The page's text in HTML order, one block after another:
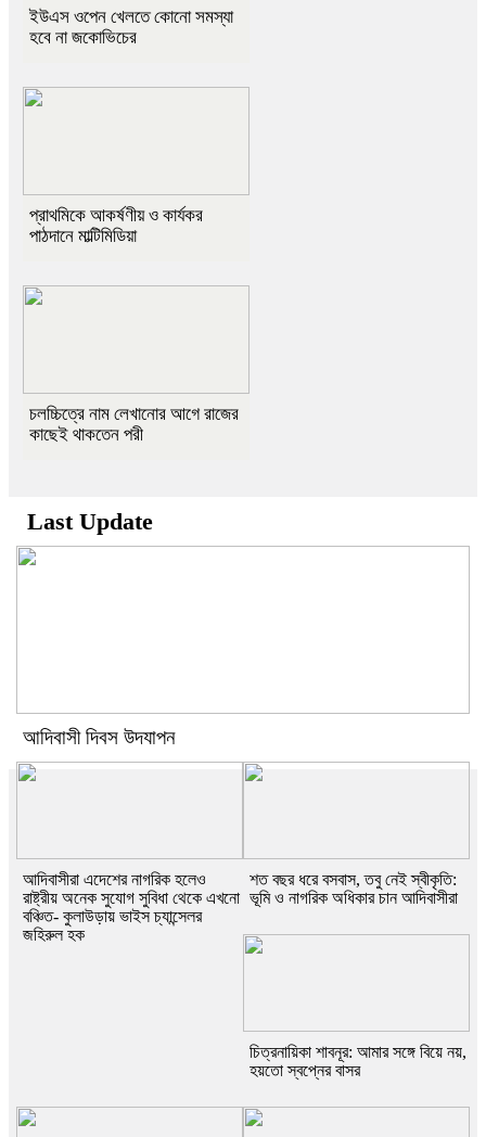
ইউএস ওপেন খেলতে কোনো সমস্যা
হবে না জকোভিচের
প্রাথমিকে আকর্ষণীয় ও কার্যকর
পাঠদানে মাল্টিমিডিয়া
চলচ্চিত্রে নাম লেখানোর আগে রাজের
কাছেই থাকতেন পরী
Last Update
আদিবাসী দিবস উদযাপন
আদিবাসীরা এদেশের নাগরিক হলেও
রাষ্ট্রীয় অনেক সুযোগ সুবিধা থেকে এখনো
বঞ্চিত- কুলাউড়ায় ভাইস চ্যান্সেলর
জহিরুল হক
শত বছর ধরে বসবাস, তবু নেই স্বীকৃতি:
ভূমি ও নাগরিক অধিকার চান আদিবাসীরা
চিত্রনায়িকা শাবনূর: আমার সঙ্গে বিয়ে নয়,
হয়তো স্বপ্নের বাসর